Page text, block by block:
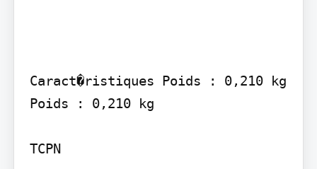
Caract�ristiques Poids : 0,210 kg
Poids : 0,210 kg
TCPN